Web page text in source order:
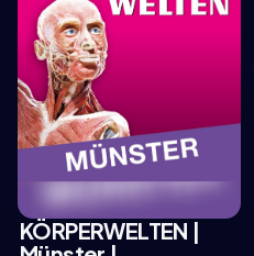
1,9 KM
KÖRPERWELTEN |